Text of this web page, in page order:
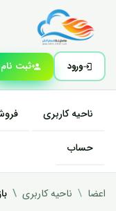
ورود ثبت نام
ناحیه کاربری
حساب
اعضا ناحیه کاربری